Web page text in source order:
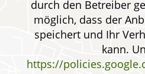
durch den Betreiber
möglich, dass der
speichert und Ihr
kann.
https://